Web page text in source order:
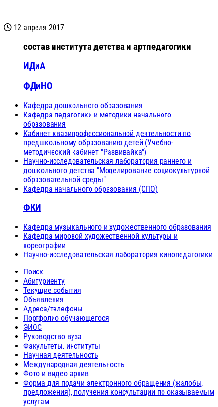
12 апреля 2017
состав института детства и артпедагогики
ИДиА
ФДиНО
Кафедра дошкольного образования
Кафедра педагогики и методики начального
образования
Кабинет квазипрофессиональной деятельности по
предшкольному образованию детей (Учебно-
методический кабинет "Развивайка")
Научно-исследовательская лаборатория раннего и
дошкольного детства "Моделирование социокультурной
образовательной среды"
Кафедра начального образования (СПО)
ФКИ
Кафедра музыкального и художественного образования
Кафедра мировой художественной культуры и
хореографии
Научно-исследовательская лаборатория кинопедагогики
Поиск
Абитуриенту
Текущие события
Объявления
Адреса/телефоны
Портфолио обучающегося
ЭИОС
Руководство вуза
Факультеты, институты
Научная деятельность
Международная деятельность
Фото и видео архив
Форма для подачи электронного обращения (жалобы,
предложения), получения консультации по оказываемым
услугам